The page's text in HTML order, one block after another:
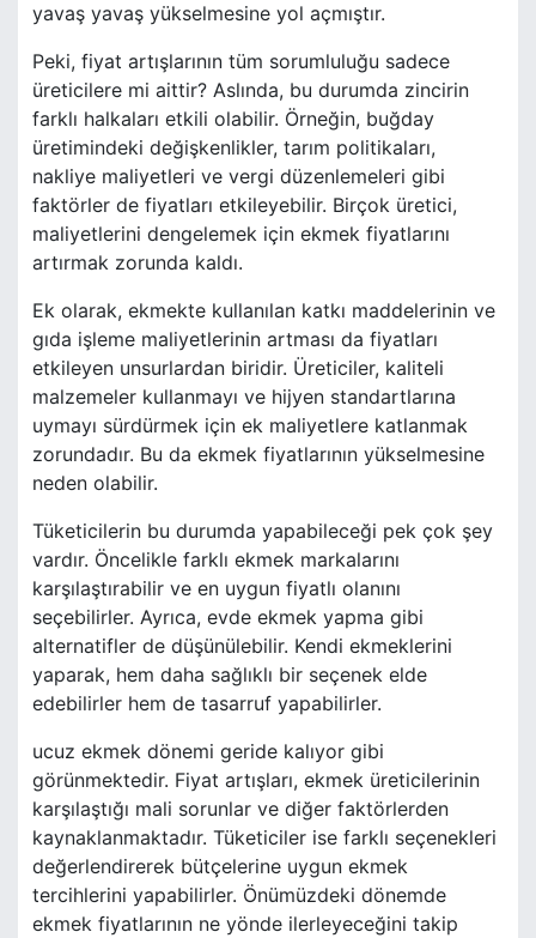
yavaş yavaş yükselmesine yol açmıştır.
Peki, fiyat artışlarının tüm sorumluluğu sadece
üreticilere mi aittir? Aslında, bu durumda zincirin
farklı halkaları etkili olabilir. Örneğin, buğday
üretimindeki değişkenlikler, tarım politikaları,
nakliye maliyetleri ve vergi düzenlemeleri gibi
faktörler de fiyatları etkileyebilir. Birçok üretici,
maliyetlerini dengelemek için ekmek fiyatlarını
artırmak zorunda kaldı.
Ek olarak, ekmekte kullanılan katkı maddelerinin ve
gıda işleme maliyetlerinin artması da fiyatları
etkileyen unsurlardan biridir. Üreticiler, kaliteli
malzemeler kullanmayı ve hijyen standartlarına
uymayı sürdürmek için ek maliyetlere katlanmak
zorundadır. Bu da ekmek fiyatlarının yükselmesine
neden olabilir.
Tüketicilerin bu durumda yapabileceği pek çok şey
vardır. Öncelikle farklı ekmek markalarını
karşılaştırabilir ve en uygun fiyatlı olanını
seçebilirler. Ayrıca, evde ekmek yapma gibi
alternatifler de düşünülebilir. Kendi ekmeklerini
yaparak, hem daha sağlıklı bir seçenek elde
edebilirler hem de tasarruf yapabilirler.
ucuz ekmek dönemi geride kalıyor gibi
görünmektedir. Fiyat artışları, ekmek üreticilerinin
karşılaştığı mali sorunlar ve diğer faktörlerden
kaynaklanmaktadır. Tüketiciler ise farklı seçenekleri
değerlendirerek bütçelerine uygun ekmek
tercihlerini yapabilirler. Önümüzdeki dönemde
ekmek fiyatlarının ne yönde ilerleyeceğini takip